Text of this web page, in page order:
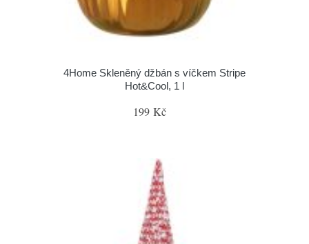
4Home Skleněný džbán s víčkem Stripe
Hot&Cool, 1 l
199 Kč